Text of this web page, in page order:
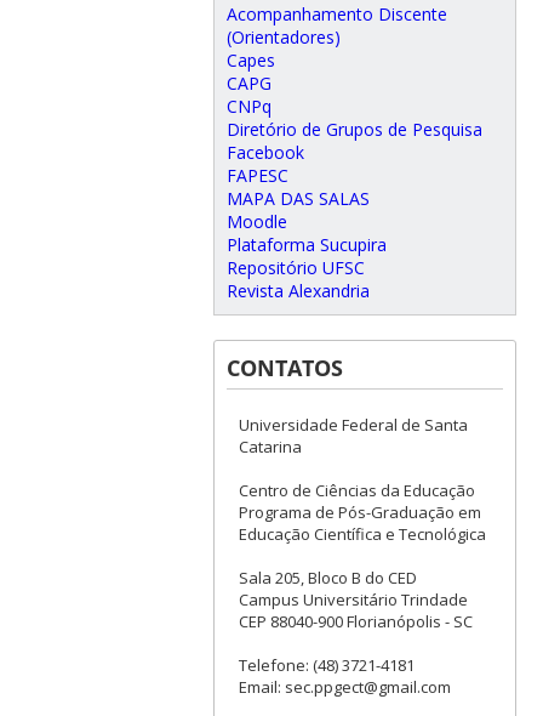
Acompanhamento Discente
(Orientadores)
Capes
CAPG
CNPq
Diretório de Grupos de Pesquisa
Facebook
FAPESC
MAPA DAS SALAS
Moodle
Plataforma Sucupira
Repositório UFSC
Revista Alexandria
CONTATOS
Universidade Federal de Santa
Catarina
Centro de Ciências da Educação
Programa de Pós-Graduação em
Educação Científica e Tecnológica
Sala 205, Bloco B do CED
Campus Universitário Trindade
CEP 88040-900 Florianópolis - SC
Telefone: (48) 3721-4181
Email: sec.ppgect@gmail.com